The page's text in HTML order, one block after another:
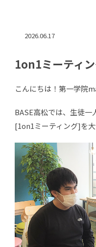
2026.06.17
1on1ミーティ
こんにちは！第一学院
BASE高松では、生徒一
[1on1ミーティング]を